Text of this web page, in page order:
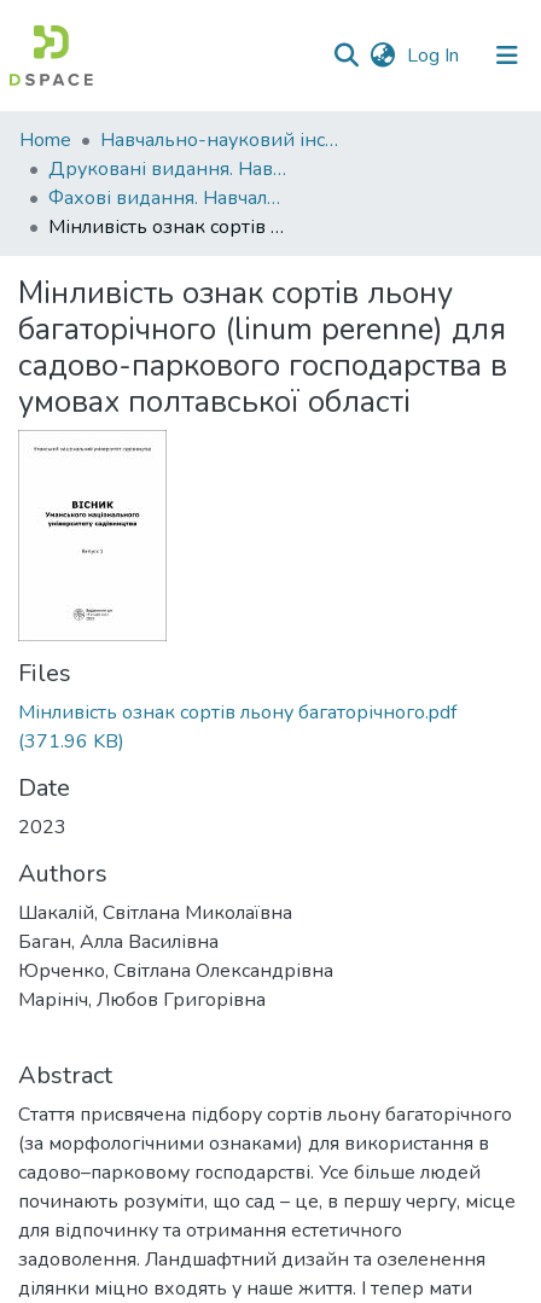
Log In (current)
Communities
&
Collections
Statistics
Home
Навчально-науковий інститут агротехнологій, селекції та екології
Друковані видання. Навчально-науковий інститут агротехнологій, селекції та екології
Фахові видання. Навчально-науковий інститут агротехнологій, селекції та екології
Мінливість ознак сортів льону багаторічного (linum perenne) для садово-паркового господарства в умовах полтавської області
Мінливість ознак сортів льону
багаторічного (linum perenne) для
садово-паркового господарства в
умовах полтавської області
Files
Мінливість ознак сортів льону багаторічного.pdf
(371.96 KB)
Date
2023
Authors
Шакалій, Світлана Миколаївна
Баган, Алла Василівна
Юрченко, Світлана Олександрівна
Марініч, Любов Григорівна
Abstract
Стаття присвячена підбору сортів льону багаторічного
(за морфологічними ознаками) для використання в
садово–парковому господарстві. Усе більше людей
починають розуміти, що сад – це, в першу чергу, місце
для відпочинку та отримання естетичного
задоволення. Ландшафтний дизайн та озеленення
ділянки міцно входять у наше життя. І тепер мати